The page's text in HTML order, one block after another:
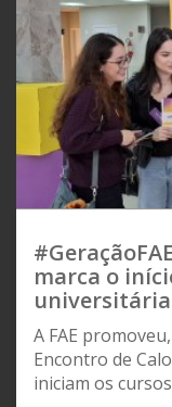
marca o
universitária
A FAE
Encontro de
iniciam os